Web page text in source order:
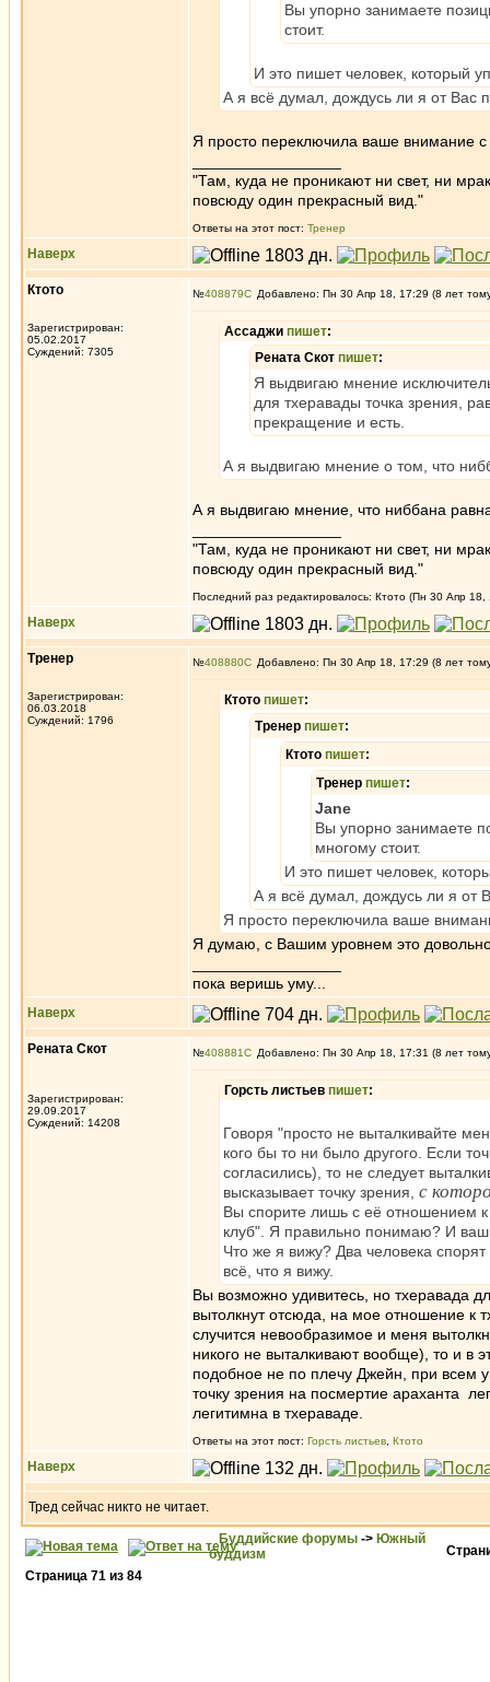
Вы упорно занимаете
стоит.
И это пишет человек, который
А я всё думал, дождусь ли я от Вас
Я просто переключила ваше внимание
"Там, куда не проникают ни свет, ни
повсюду один прекрасный вид."
Ответы на этот пост: Тренер
Наверх
Ктото
Зарегистрирован:
05.02.2017
Суждений: 7305
№408879 Добавлено: Пн 30 Апр 18, 17:29 (8 лет
Ассаджи пишет:
Рената Скот пишет:
Я выдвигаю мнение
для тхеравады точка зрения,
прекращение и есть.
А я выдвигаю мнение о том, что
А я выдвигаю мнение, что ниббана
"Там, куда не проникают ни свет, ни
повсюду один прекрасный вид."
Последний раз редактировалось: Ктото (Пн 30 Апр 18,
Наверх
Тренер
Зарегистрирован:
06.03.2018
Суждений: 1796
№408880 Добавлено: Пн 30 Апр 18, 17:29 (8 лет
Ктото пишет:
Тренер пишет:
Ктото пишет:
Тренер пишет:
Jane
Вы упорно занимаете
многому стоит.
И это пишет человек,
А я всё думал, дождусь ли я от
Я просто переключила ваше
Я думаю, с Вашим уровнем это
пока веришь уму...
Наверх
Рената Скот
Зарегистрирован:
29.09.2017
Суждений: 14208
№408881 Добавлено: Пн 30 Апр 18, 17:31 (8 лет
Горсть листьев пишет:
Говоря "просто не выталкивайте
кого бы то ни было другого. Если
согласились), то не следует
высказывает точку зрения, с
Вы спорите лишь с её отношением к
клуб". Я правильно понимаю? И ваш
Что же я вижу? Два человека
всё, что я вижу.
Вы возможно удивитесь, но тхеравада
вытолкнут отсюда, на мое отношение к
случится невообразимое и меня
никого не выталкивают вообще), то и в
подобное не по плечу Джейн, при всем
точку зрения на посмертие араханта
легитимна в тхераваде.
Ответы на этот пост: Горсть листьев Ктото
Наверх
Тред сейчас никто не читает.
Буддийские форумы -> Южный
буддизм
Страница 71 из 84